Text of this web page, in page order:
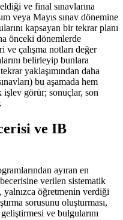
ve final sınavlarına
veya Mayıs sınav dönemine
kapsayan bir tekrar planı
önceki dönemlerde
ve çalışma notları değer
belirleyip bunlara
yaklaşımından daha
bu aşamada hem
işlev görür; sonuçlar, son
ve IB
ayıran en
verilen sistematik
öğretmenin verdiği
sorusunu oluşturması,
ve bulgularını